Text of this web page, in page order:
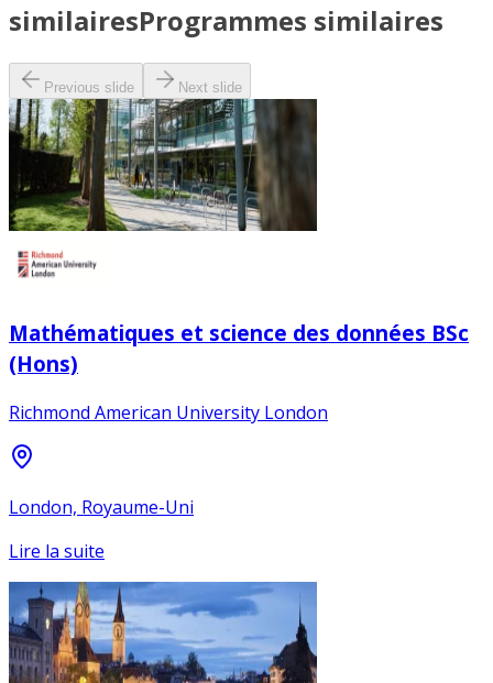
similairesProgrammes similaires
Previous slide Next slide
Mathématiques et science des données BSc
(Hons)
Richmond American University London
London, Royaume-Uni
Lire la suite